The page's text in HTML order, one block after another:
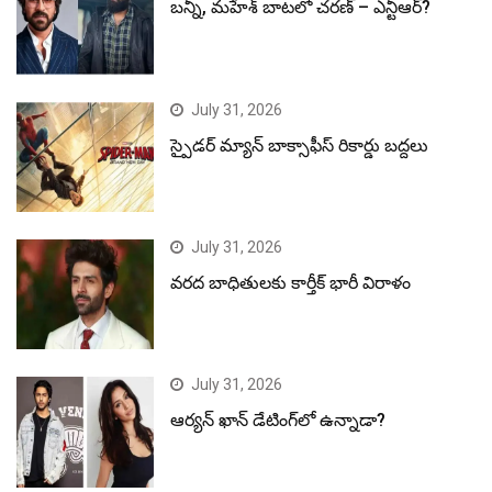
బన్నీ, మహేశ్ బాటలో చరణ్ – ఎన్టీఆర్?
July 31, 2026
స్పైడర్ మ్యాన్ బాక్సాఫీస్ రికార్డు బద్దలు
July 31, 2026
వరద బాధితులకు కార్తీక్ భారీ విరాళం
July 31, 2026
ఆర్యన్ ఖాన్ డేటింగ్‌లో ఉన్నాడా?